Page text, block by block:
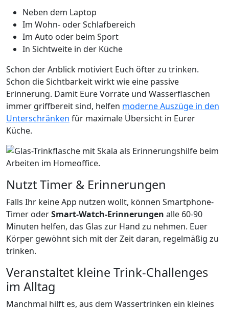
Neben dem Laptop
Im Wohn- oder Schlafbereich
Im Auto oder beim Sport
In Sichtweite in der Küche
Schon der Anblick motiviert Euch öfter zu trinken.
Schon die Sichtbarkeit wirkt wie eine passive
Erinnerung. Damit Eure Vorräte und Wasserflaschen
immer griffbereit sind, helfen moderne Auszüge in den
Unterschränken für maximale Übersicht in Eurer
Küche.
Nutzt Timer & Erinnerungen
Falls Ihr keine App nutzen wollt, können Smartphone-
Timer oderSmart-Watch-Erinnerungen alle 60-90
Minuten helfen, das Glas zur Hand zu nehmen. Euer
Körper gewöhnt sich mit der Zeit daran, regelmäßig zu
trinken.
Veranstaltet kleine Trink-Challenges
im Alltag
Manchmal hilft es, aus dem Wassertrinken ein kleines